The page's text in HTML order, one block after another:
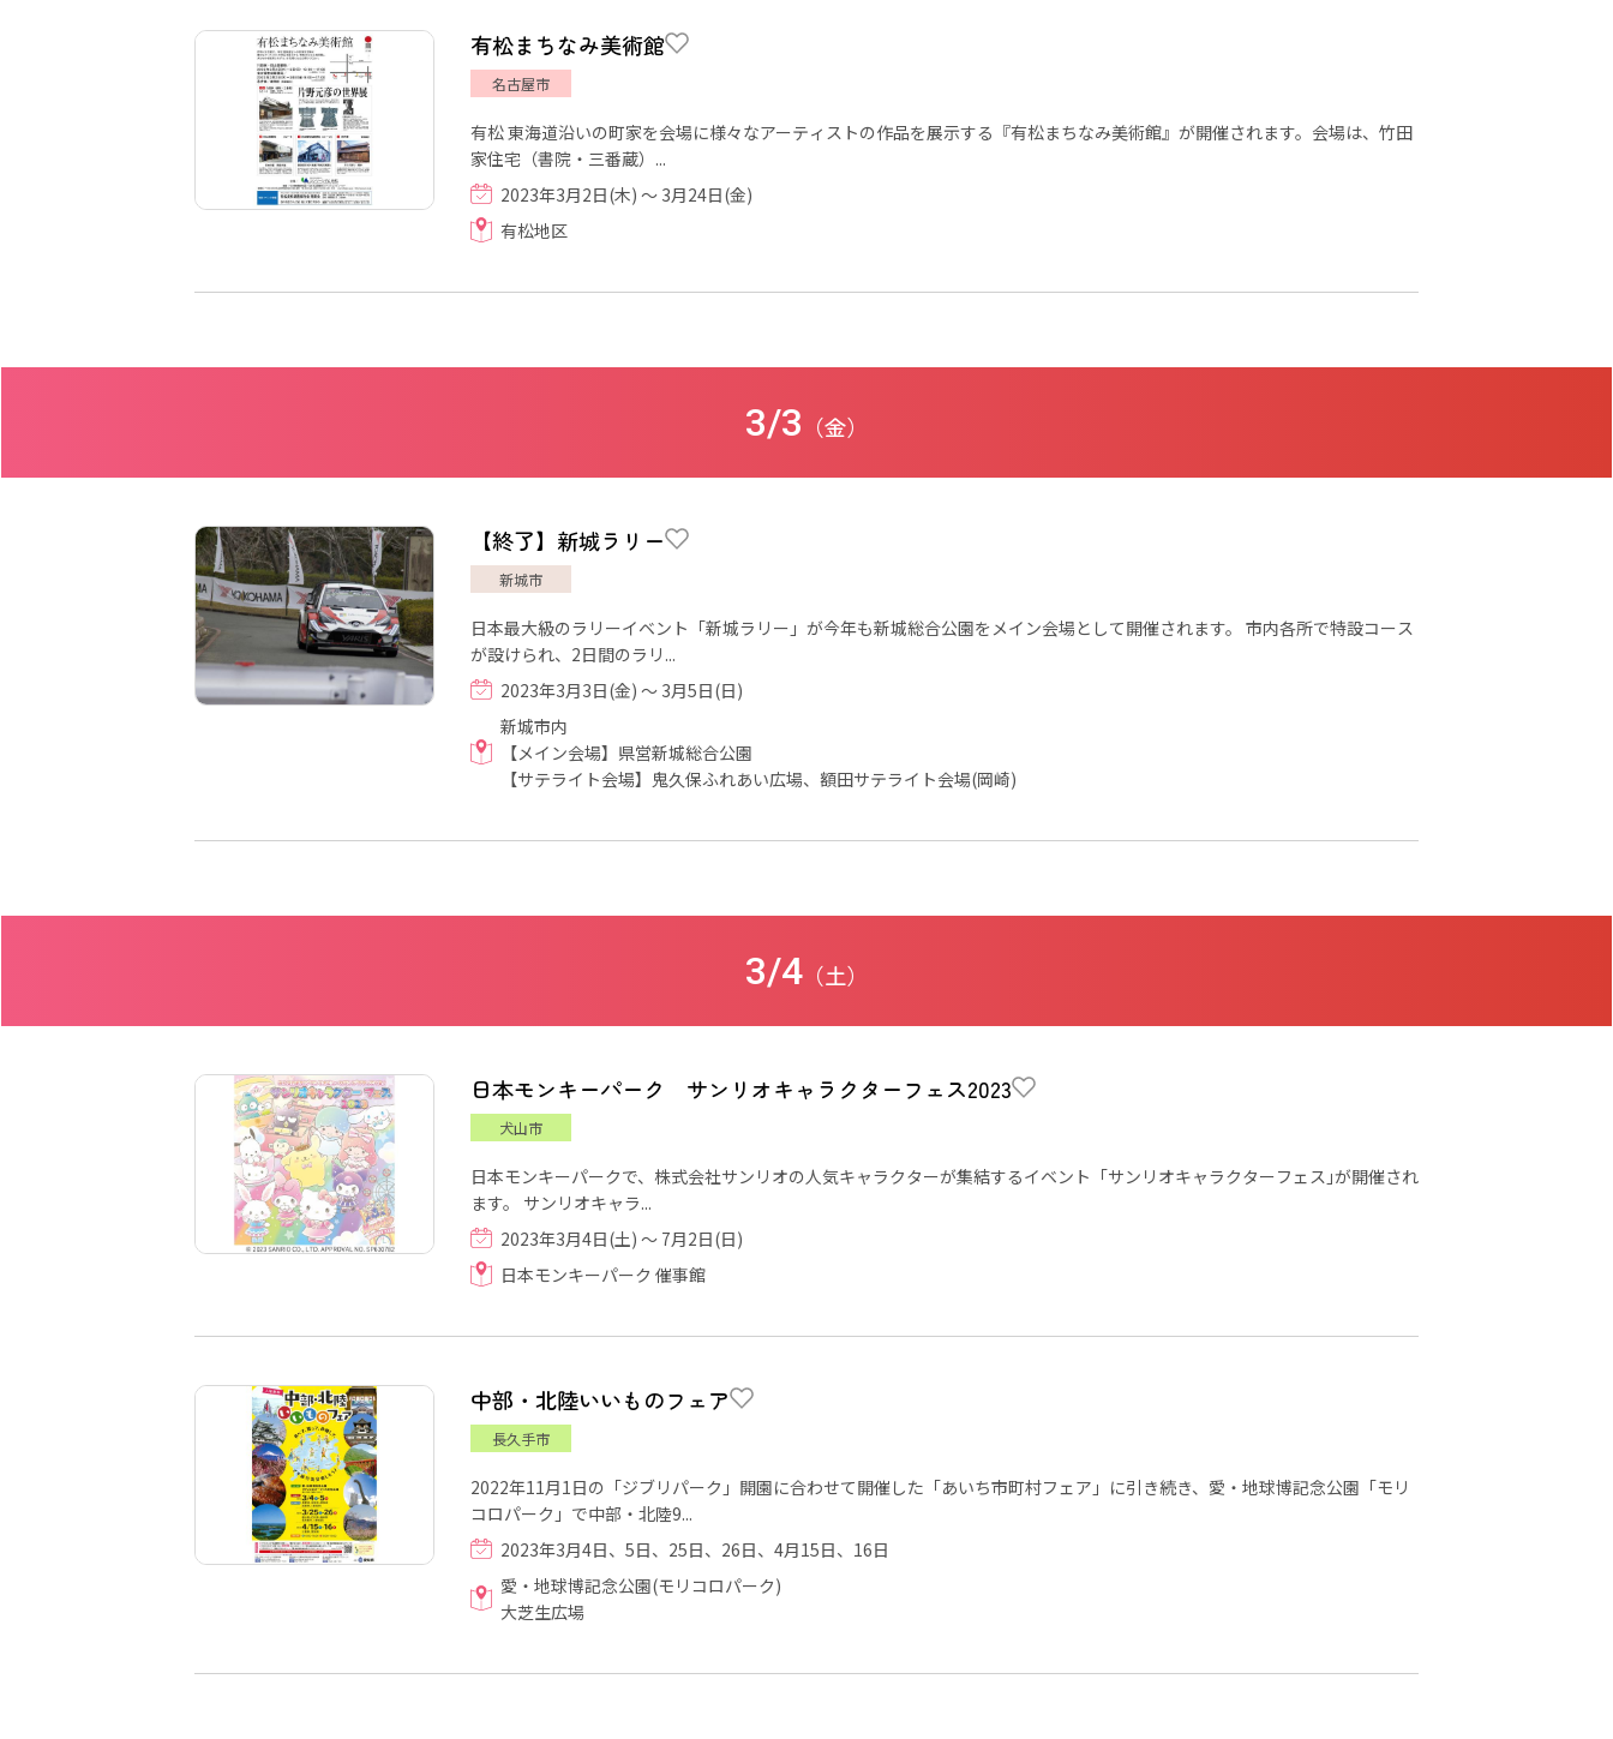
有松まちなみ美術館
名古屋市
有松 東海道沿いの町家を会場に様々なアーティストの作品を展示する『有松まちなみ美術館』が開催されます。会場は、竹田
家住宅（書院・三番蔵）...
2023年3月2日(木) ～ 3月24日(金)
有松地区
3/3 （金）
【終了】新城ラリー
新城市
日本最大級のラリーイベント「新城ラリー」が今年も新城総合公園をメイン会場として開催されます。 市内各所で特設コース
が設けられ、2日間のラリ...
2023年3月3日(金) ～ 3月5日(日)
新城市内
【メイン会場】県営新城総合公園
【サテライト会場】鬼久保ふれあい広場、額田サテライト会場(岡崎)
3/4 （土）
日本モンキーパーク サンリオキャラクターフェス2023
犬山市
日本モンキーパークで、株式会社サンリオの人気キャラクターが集結するイベント「サンリオキャラクターフェス｣が開催され
ます。 サンリオキャラ...
2023年3月4日(土) ～ 7月2日(日)
日本モンキーパーク 催事館
中部・北陸いいものフェア
長久手市
2022年11月1日の「ジブリパーク」開園に合わせて開催した「あいち市町村フェア」に引き続き、愛・地球博記念公園「モリ
コロパーク」で中部・北陸9...
2023年3月4日、5日、25日、26日、4月15日、16日
愛・地球博記念公園(モリコロパーク)
大芝生広場